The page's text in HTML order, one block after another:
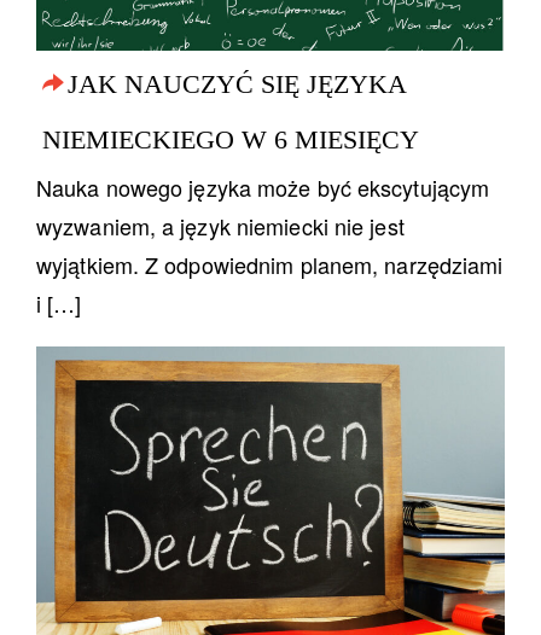
JAK NAUCZYĆ SIĘ JĘZYKA
NIEMIECKIEGO W 6 MIESIĘCY
Nauka nowego języka może być ekscytującym
wyzwaniem, a język niemiecki nie jest
wyjątkiem. Z odpowiednim planem, narzędziami
i […]